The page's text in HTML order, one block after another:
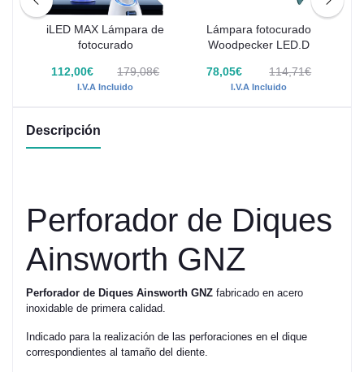
iLED MAX Lámpara de
fotocurado
112,00€ 179,08€
I.V.A Incluido
Lámpara fotocurado
Woodpecker LED.D
78,05€ 114,71€
I.V.A Incluido
Descripción
Perforador de Diques
Ainsworth GNZ
Perforador de Diques Ainsworth GNZ fabricado en acero
inoxidable de primera calidad.
Indicado para la realización de las perforaciones en el dique
correspondientes al tamaño del diente.